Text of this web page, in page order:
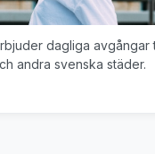
dagliga avgångar
andra svenska städer.